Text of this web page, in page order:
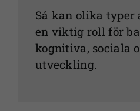
Så kan olika typer
en viktig roll för
kognitiva, sociala
utveckling.